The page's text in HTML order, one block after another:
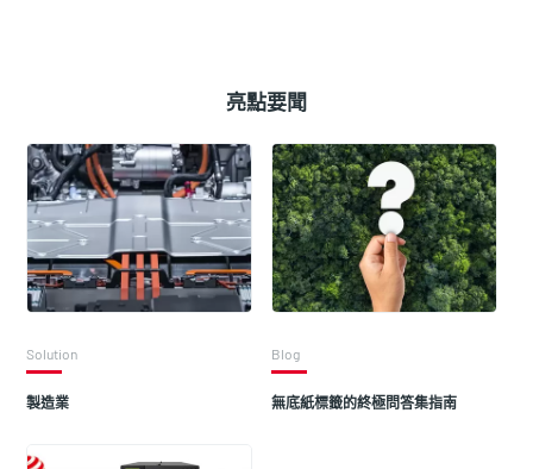
亮點要聞
Solution
製造業
Blog
無底紙標籤的終極問答集指南